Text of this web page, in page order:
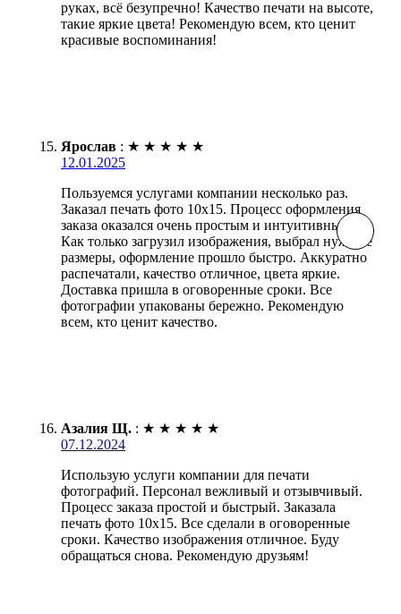
руках, всё безупречно! Качество печати на высоте,
такие яркие цвета! Рекомендую всем, кто ценит
красивые воспоминания!
Ярослав : ★ ★ ★ ★ ★
12.01.2025
Пользуемся услугами компании несколько раз.
Заказал печать фото 10х15. Процесс оформления
заказа оказался очень простым и интуитивным.
Как только загрузил изображения, выбрал нужные
размеры, оформление прошло быстро. Аккуратно
распечатали, качество отличное, цвета яркие.
Доставка пришла в оговоренные сроки. Все
фотографии упакованы бережно. Рекомендую
всем, кто ценит качество.
Азалия Щ. : ★ ★ ★ ★ ★
07.12.2024
Использую услуги компании для печати
фотографий. Персонал вежливый и отзывчивый.
Процесс заказа простой и быстрый. Заказала
печать фото 10х15. Все сделали в оговоренные
сроки. Качество изображения отличное. Буду
обращаться снова. Рекомендую друзьям!